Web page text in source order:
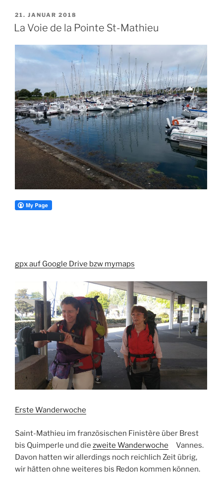
VERÖFFENTLICHT
AM
21. JANUAR 2018
La Voie de la Pointe St-Mathieu
gpx auf Google Drive bzw mymaps
Erste Wanderwoche
Saint-Mathieu im französischen Finistère über Brest
bis Quimperle und die zweite Wanderwoche Vannes.
Davon hatten wir allerdings noch reichlich Zeit übrig,
wir hätten ohne weiteres bis Redon kommen können.